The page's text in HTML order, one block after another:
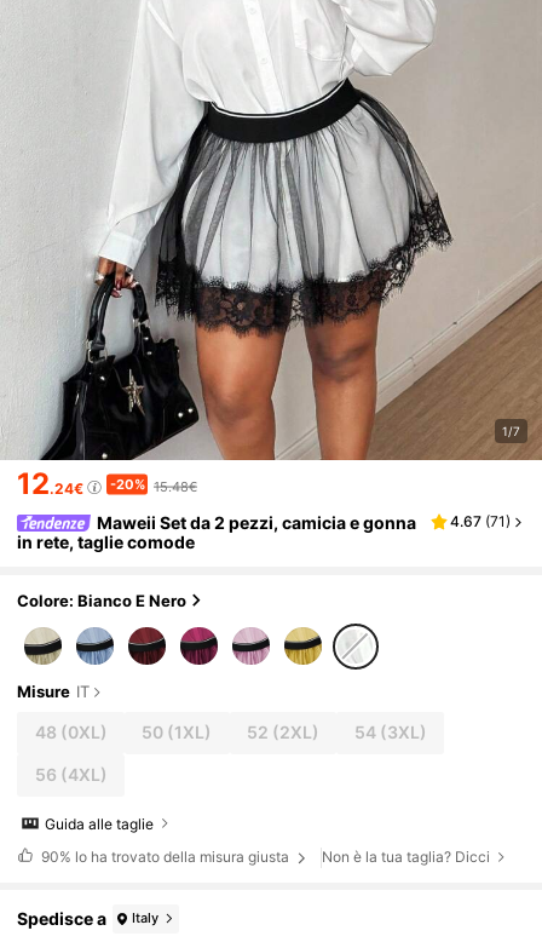
1/7
12.24€ -20% 15.48€
Maweii Set da 2 pezzi, camicia e gonna
in rete, taglie comode
4.67 (71)
Colore: Bianco E Nero
Misure IT
48 (0XL) 50 (1XL) 52 (2XL) 54(3XL)
56 (4XL)
Guida alle taglie
90% lo ha trovato della misura giusta Non è la tua taglia? Dicci
Spedisce a Italy